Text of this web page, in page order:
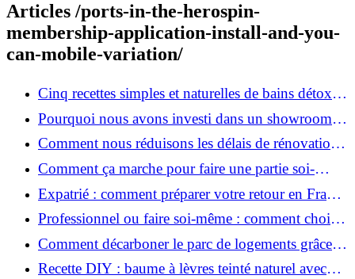
Articles /ports-in-the-herospin-
membership-application-install-and-you-
can-mobile-variation/
Cinq recettes simples et naturelles de bains détox
maison
Pourquoi nous avons investi dans un showroom-
atelier et ce que cela apporte aux clients
Comment nous réduisons les délais de rénovation à
3 mois au lieu de 6?
Comment ça marche pour faire une partie soi-
même et nous confier le reste ?
Expatrié : comment préparer votre retour en France
et rénover votre bien à distance ?
Professionnel ou faire soi-même : comment choisir
pour votre rénovation ?
Comment décarboner le parc de logements grâce à
la rénovation énergétique ?
Recette DIY : baume à lèvres teinté naturel avec